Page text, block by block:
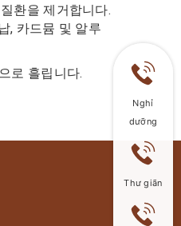
환을 제거합니다.
, 카드뮴 및 알루
로 흘립니다.
Nghỉ
dưỡng
Thư giãn